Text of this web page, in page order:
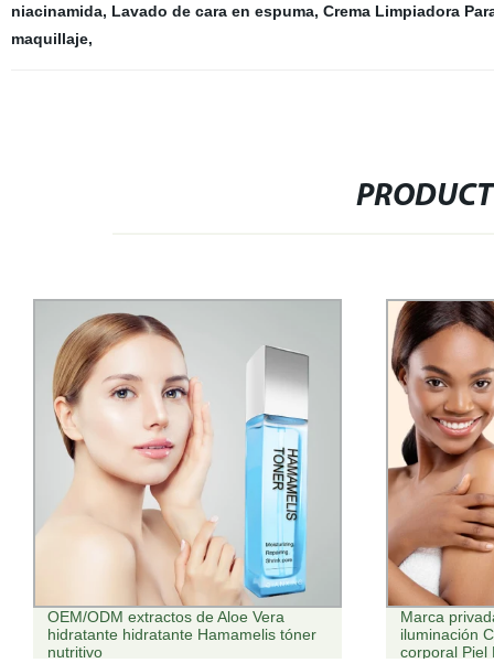
niacinamida, Lavado de cara en espuma, Crema Limpiadora
maquillaje,
Marca privada mejor Moisturizador de
iluminación Cuidado de la piel Crema
corporal Piel Natural blanqueando
Marca
Serum 20%
vitamina E